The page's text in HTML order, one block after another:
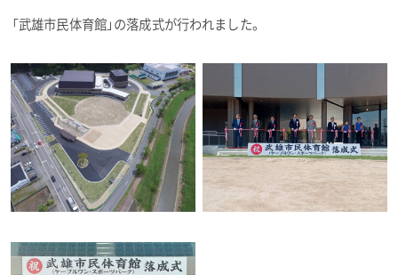
「武雄市民体育館」の落成式が行われました。